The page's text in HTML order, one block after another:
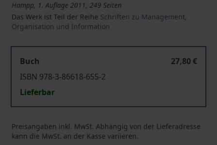
Hampp, 1. Auflage 2011, 249 Seiten
Das Werk ist Teil der Reihe Schriften zu Management,
Organisation und Information
Buch
27,80 €
ISBN 978-3-86618-655-2
Lieferbar
Preisangaben inkl. MwSt. Abhängig von der Lieferadresse
kann die MwSt. an der Kasse variieren.